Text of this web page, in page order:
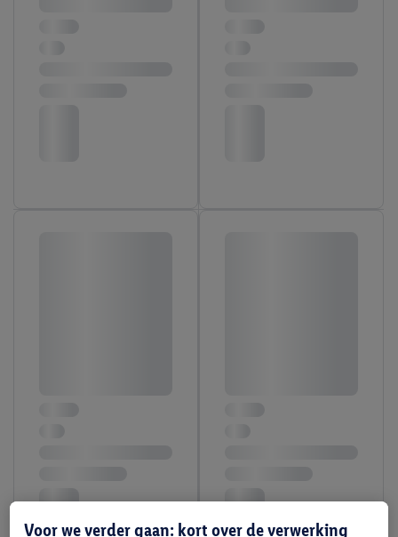
Voor we verder gaan: kort over de verwerking